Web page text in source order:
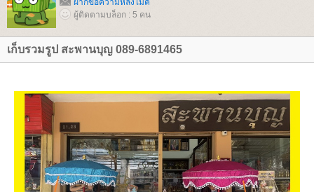
ฝากข้อความหลังไมค์
ผู้ติดตามบล็อก : 5 คน
เก็บรวมรูป สะพานบุญ 089-6891465